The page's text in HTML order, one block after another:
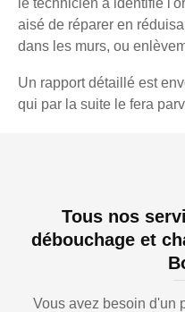
aisé de réparer en
dans les murs, ou
Un rapport détaillé est
qui par la suite le fera
Tous nos
débouchage et
Vous avez besoin d'un